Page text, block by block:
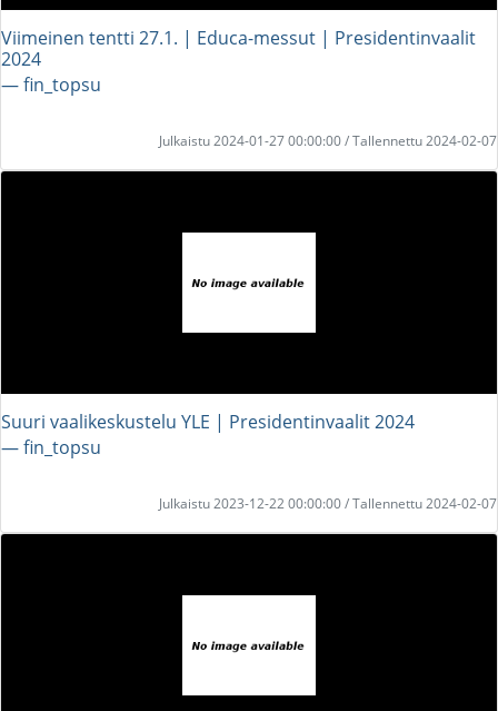
Viimeinen tentti 27.1. | Educa-messut | Presidentinvaalit
2024
― fin_topsu
Julkaistu 2024-01-27 00:00:00 / Tallennettu 2024-02-07
Suuri vaalikeskustelu YLE | Presidentinvaalit 2024
― fin_topsu
Julkaistu 2023-12-22 00:00:00 / Tallennettu 2024-02-07